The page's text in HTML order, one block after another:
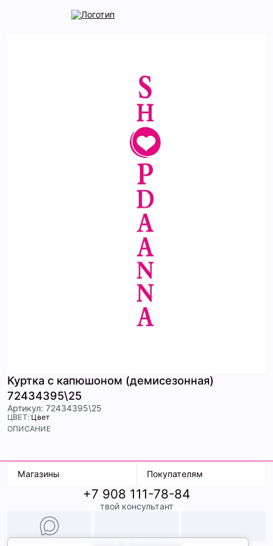
Куртка с капюшоном (демисезонная)
72434395\25
Артикул: 72434395\25
ЦВЕТ: Цвет
ОПИСАНИЕ
Магазины
ТК Терминал
ТРК Континент
Покупателям
Доставка
Условия оплаты
Образы
+7 908 111-78-84
твой консультант